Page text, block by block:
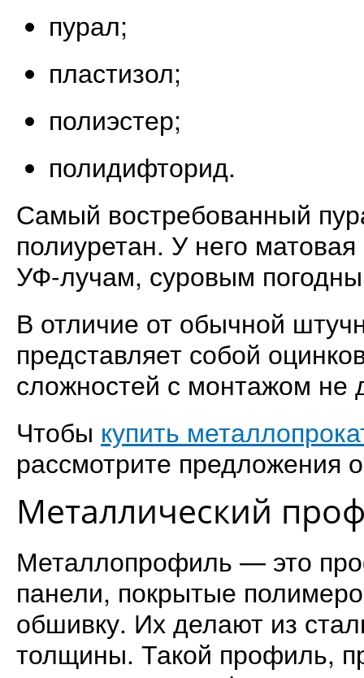
пурал;
пластизол;
полиэстер;
полидифторид.
Самый востребованный
полиуретан. У него
УФ-лучам, суровым
В отличие от обычной
представляет собой
сложностей с монтажом не
Чтобы купить
рассмотрите предложения
Металлический
Металлопрофиль — это
панели, покрытые
обшивку. Их делают из
толщины. Такой профиль,